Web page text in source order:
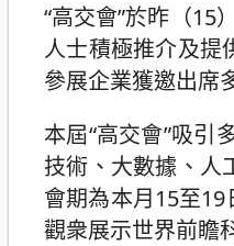
“高交會”於昨（15
人士積極推介及提
參展企業獲邀出席
本屆“高交會”吸引
技術、大數據、人
會期為本月15至
觀衆展示世界前瞻